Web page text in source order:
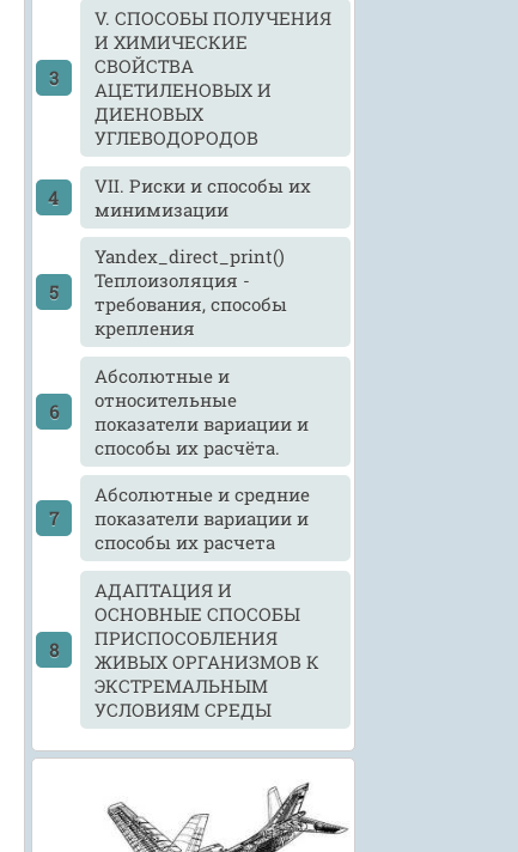
V. СПОСОБЫ ПОЛУЧЕНИЯ
И ХИМИЧЕСКИЕ
СВОЙСТВА
АЦЕТИЛЕНОВЫХ И
ДИЕНОВЫХ
УГЛЕВОДОРОДОВ
VII. Риски и способы их
минимизации
Yandex_direct_print()
Теплоизоляция -
требования, способы
крепления
Абсолютные и
относительные
показатели вариации и
способы их расчёта.
Абсолютные и средние
показатели вариации и
способы их расчета
АДАПТАЦИЯ И
ОСНОВНЫЕ СПОСОБЫ
ПРИСПОСОБЛЕНИЯ
ЖИВЫХ ОРГАНИЗМОВ К
ЭКСТРЕМАЛЬНЫМ
УСЛОВИЯМ СРЕДЫ